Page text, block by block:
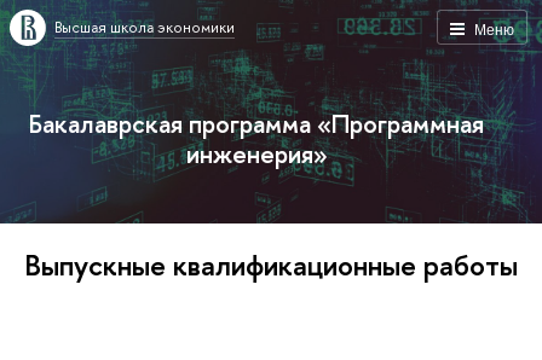
Меню
Высшая школа экономики
Бакалаврская программа «Программная
инженерия»
Выпускные квалификационные работы